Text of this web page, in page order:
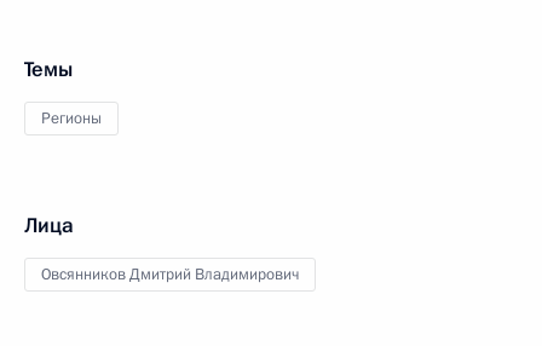
Темы
Регионы
Лица
Овсянников Дмитрий Владимирович